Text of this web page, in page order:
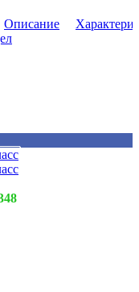
Описание